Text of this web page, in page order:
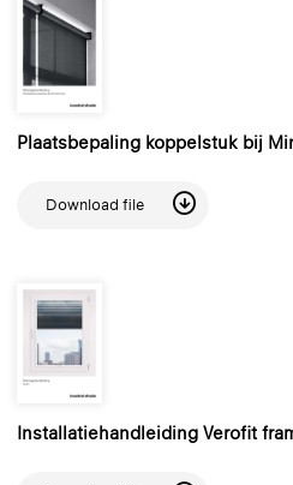
Plaatsbepaling koppelstuk bij
Download file
Installatiehandleiding Verofit